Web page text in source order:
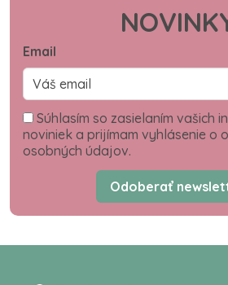
Email
Súhlasím so zasielaním vašich
noviniek a prijímam vyhlásenie o
osobných údajov.
Odoberať